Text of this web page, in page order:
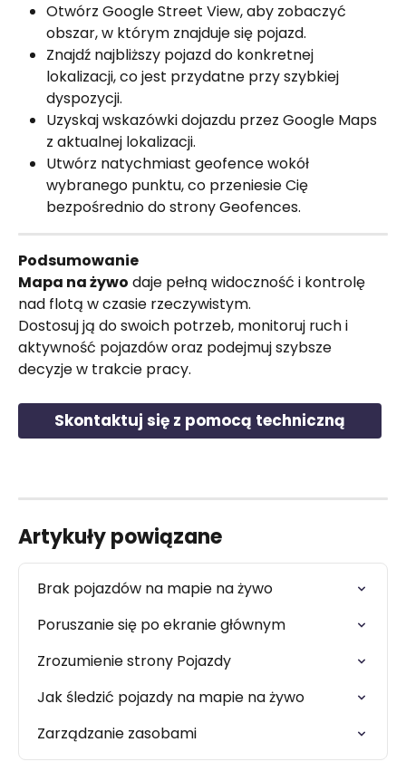
Otwórz Google Street View, aby zobaczyć
obszar, w którym znajduje się pojazd.
Znajdź najbliższy pojazd do konkretnej
lokalizacji, co jest przydatne przy szybkiej
dyspozycji.
Uzyskaj wskazówki dojazdu przez Google Maps
z aktualnej lokalizacji.
Utwórz natychmiast geofence wokół
wybranego punktu, co przeniesie Cię
bezpośrednio do strony Geofences.
Podsumowanie
Mapa na żywo daje pełną widoczność i kontrolę
nad flotą w czasie rzeczywistym.
Dostosuj ją do swoich potrzeb, monitoruj ruch i
aktywność pojazdów oraz podejmuj szybsze
decyzje w trakcie pracy.
Skontaktuj się z pomocą techniczną
Artykuły powiązane
Brak pojazdów na mapie na żywo
Poruszanie się po ekranie głównym
Zrozumienie strony Pojazdy
Jak śledzić pojazdy na mapie na żywo
Zarządzanie zasobami